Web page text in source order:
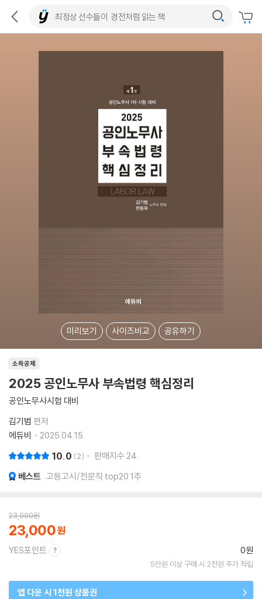
미리보기 사이즈비교 공유하기
소득공제
2025 공인노무사 부속법령 핵심정리
공인노무사시험 대비
김기범 편저
에듀비
2025.04.15.
10.0 2 판매지수 24
베스트 고등고시/전문직 top20 1주
23,000원
23,000
YES포인트 0원
5만원 이상 구매 시 2천원 추가 적립
앱 다운 시 1천원 상품권